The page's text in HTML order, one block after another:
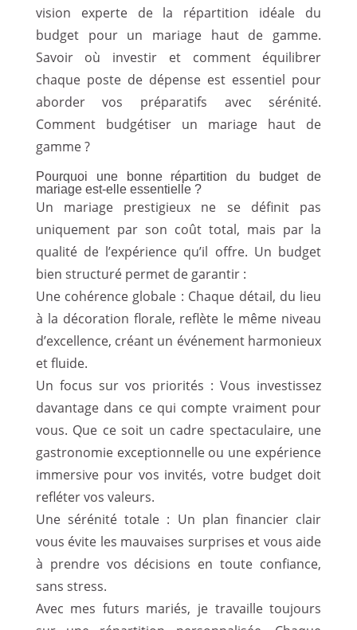
vision experte de la répartition idéale du
budget pour un mariage haut de gamme.
Savoir où investir et comment équilibrer
chaque poste de dépense est essentiel pour
aborder vos préparatifs avec sérénité.
Comment budgétiser un mariage haut de
gamme ?
Pourquoi une bonne répartition du budget de
mariage est-elle essentielle ?
Un mariage prestigieux ne se définit pas
uniquement par son coût total, mais par la
qualité de l’expérience qu’il offre. Un budget
bien structuré permet de garantir :
Une cohérence globale : Chaque détail, du lieu
à la décoration florale, reflète le même niveau
d’excellence, créant un événement harmonieux
et fluide.
Un focus sur vos priorités : Vous investissez
davantage dans ce qui compte vraiment pour
vous. Que ce soit un cadre spectaculaire, une
gastronomie exceptionnelle ou une expérience
immersive pour vos invités, votre budget doit
refléter vos valeurs.
Une sérénité totale : Un plan financier clair
vous évite les mauvaises surprises et vous aide
à prendre vos décisions en toute confiance,
sans stress.
Avec mes futurs mariés, je travaille toujours